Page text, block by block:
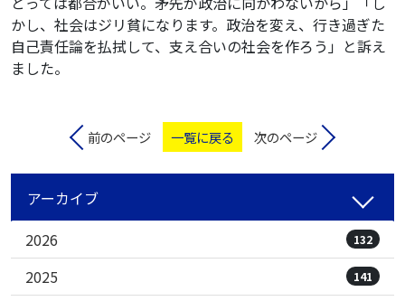
かし、社会はジリ貧になります。政治を変え、行き過ぎた
自己責任論を払拭して、支え合いの社会を作ろう」と訴え
ました。
前のページ 一覧に戻る 次のページ
アーカイブ
2026
132
2025 141